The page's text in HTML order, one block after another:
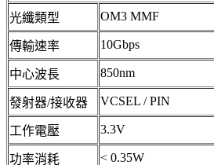
光纖類型 OM3 MMF
傳輸速率 10Gbps
中心波長 850nm
發射器/接收器 VCSEL / PIN
工作電壓 3.3V
功率消耗 < 0.35W